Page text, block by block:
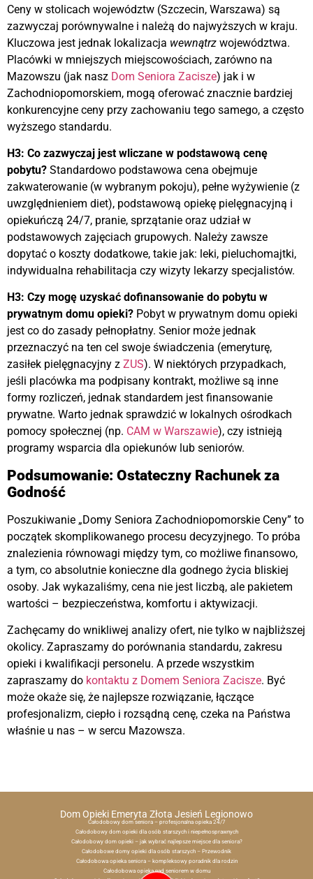
Ceny w stolicach województw (Szczecin, Warszawa) są
zazwyczaj porównywalne i należą do najwyższych w kraju.
Kluczowa jest jednak lokalizacja wewnątrz województwa.
Placówki w mniejszych miejscowościach, zarówno na
Mazowszu (jak nasz Dom Seniora Zacisze) jak i w
Zachodniopomorskiem, mogą oferować znacznie bardziej
konkurencyjne ceny przy zachowaniu tego samego, a często
wyższego standardu.
H3: Co zazwyczaj jest wliczane w podstawową cenę
pobytu? Standardowo podstawowa cena obejmuje
zakwaterowanie (w wybranym pokoju), pełne wyżywienie (z
uwzględnieniem diet), podstawową opiekę pielęgnacyjną i
opiekuńczą 24/7, pranie, sprzątanie oraz udział w
podstawowych zajęciach grupowych. Należy zawsze
dopytać o koszty dodatkowe, takie jak: leki, pieluchomajtki,
indywidualna rehabilitacja czy wizyty lekarzy specjalistów.
H3: Czy mogę uzyskać dofinansowanie do pobytu w
prywatnym domu opieki? Pobyt w prywatnym domu opieki
jest co do zasady pełnopłatny. Senior może jednak
przeznaczyć na ten cel swoje świadczenia (emeryturę,
zasiłek pielęgnacyjny z ZUS). W niektórych przypadkach,
jeśli placówka ma podpisany kontrakt, możliwe są inne
formy rozliczeń, jednak standardem jest finansowanie
prywatne. Warto jednak sprawdzić w lokalnych ośrodkach
pomocy społecznej (np. CAM w Warszawie), czy istnieją
programy wsparcia dla opiekunów lub seniorów.
Podsumowanie: Ostateczny Rachunek za
Godność
Poszukiwanie „Domy Seniora Zachodniopomorskie Ceny” to
początek skomplikowanego procesu decyzyjnego. To próba
znalezienia równowagi między tym, co możliwe finansowo,
a tym, co absolutnie konieczne dla godnego życia bliskiej
osoby. Jak wykazaliśmy, cena nie jest liczbą, ale pakietem
wartości – bezpieczeństwa, komfortu i aktywizacji.
Zachęcamy do wnikliwej analizy ofert, nie tylko w najbliższej
okolicy. Zapraszamy do porównania standardu, zakresu
opieki i kwalifikacji personelu. A przede wszystkim
zapraszamy do kontaktu z Domem Seniora Zacisze. Być
może okaże się, że najlepsze rozwiązanie, łączące
profesjonalizm, ciepło i rozsądną cenę, czeka na Państwa
właśnie u nas – w sercu Mazowsza.
Dom Opieki Emeryta Złota Jesień Legionowo
Całodobowy dom seniora – profesjonalna opieka 24/7
Całodobowy dom opieki dla osób starszych i niepełnosprawnych
Całodobowy dom opieki – jak wybrać najlepsze miejsce dla seniora?
Całodobowe domy opieki dla osób starszych – Przewodnik
Całodobowa opieka seniora – kompleksowy poradnik dla rodzin
Całodobowa opieka nad seniorem w domu